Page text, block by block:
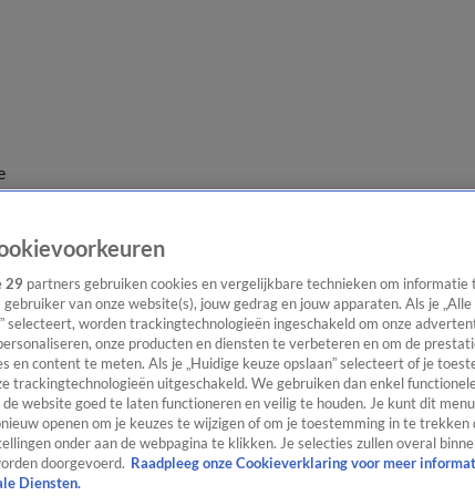
29 partners gebruiken cookies en vergelijkbare technieken om informatie
gebruiker van onze website(s), jouw gedrag en jouw apparaten. Als je „Alle
selecteert, worden trackingtechnologieën ingeschakeld om onze
onze producten en diensten te verbeteren en om de
en content te meten. Als je „Huidige keuze opslaan” selecteert of je
trackingtechnologieën uitgeschakeld. We gebruiken dan enkel
de website goed te laten functioneren en veilig te houden. Je kunt dit
openen om je keuzes te wijzigen of om je toestemming in te trekken
onder aan de webpagina te klikken. Je selecties zullen overal
doorgevoerd. Raadpleeg onze Cookieverklaring voor meer
Diensten.